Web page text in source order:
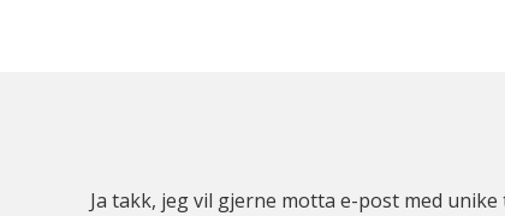
Ja takk, jeg vil gjerne motta e-post med